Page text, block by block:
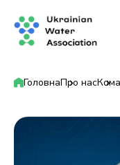
ГоловнаПро нас